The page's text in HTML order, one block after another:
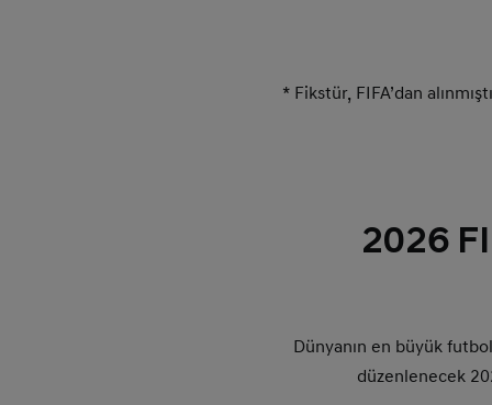
* Fikstür, FIFA’dan
2026
Dünyanın en büyük
düzenlenecek